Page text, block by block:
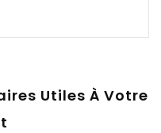
Utiles À Votre